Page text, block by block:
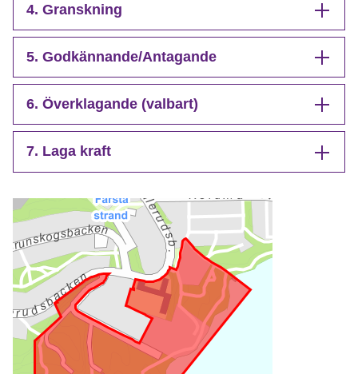
4. Granskning
5. Godkännande/Antagande
6. Överklagande (valbart)
7. Laga kraft